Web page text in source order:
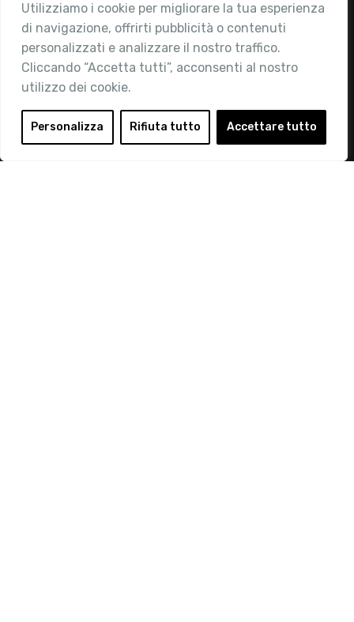
Utilizziamo i cookie per migliorare la tua esperienza
di navigazione, offrirti pubblicità o contenuti
personalizzati e analizzare il nostro traffico.
Cliccando “Accetta tutti”, acconsenti al nostro
utilizzo dei cookie.
Personalizza Rifiuta tutto Accettare tutto
Chi siamo
Attività
Contatti
Area Riservata
Login
Diventa Socio